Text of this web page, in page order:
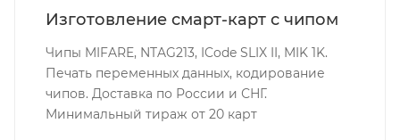
Изготовление смарт-карт с чипом
Чипы MIFARE, NTAG213, ICode SLIX II, MIK 1K.
Печать переменных данных, кодирование
чипов. Доставка по России и СНГ.
Минимальный тираж от 20 карт